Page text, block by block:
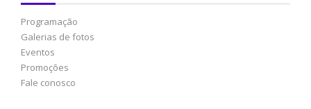
Programação
Galerias de fotos
Eventos
Promoções
Fale conosco